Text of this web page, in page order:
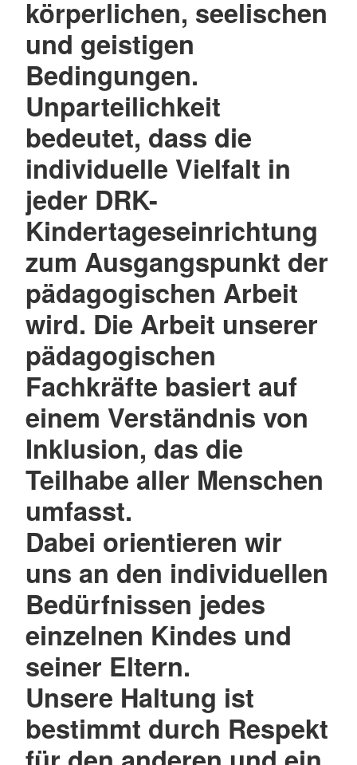
körperlichen, seelischen
und geistigen
Bedingungen.
Unparteilichkeit
bedeutet, dass die
individuelle Vielfalt in
jeder DRK-
Kindertageseinrichtung
zum Ausgangspunkt der
pädagogischen Arbeit
wird. Die Arbeit unserer
pädagogischen
Fachkräfte basiert auf
einem Verständnis von
Inklusion, das die
Teilhabe aller Menschen
umfasst.
Dabei orientieren wir
uns an den individuellen
Bedürfnissen jedes
einzelnen Kindes und
seiner Eltern.
Unsere Haltung ist
bestimmt durch Respekt